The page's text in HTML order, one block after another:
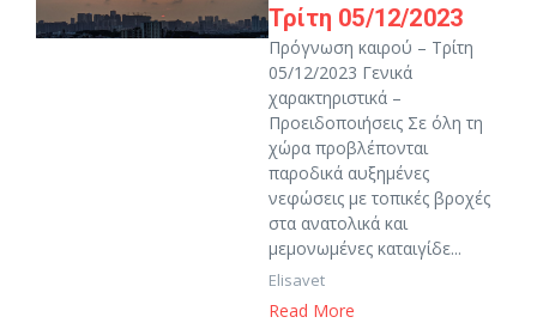
Τρίτη 05/12/2023
Πρόγνωση καιρού – Τρίτη
05/12/2023 Γενικά
χαρακτηριστικά –
Προειδοποιήσεις Σε όλη τη
χώρα προβλέπονται
παροδικά αυξημένες
νεφώσεις με τοπικές βροχές
στα ανατολικά και
μεμονωμένες καταιγίδε...
Elisavet
Read More